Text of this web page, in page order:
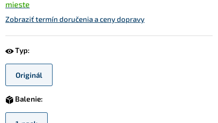
mieste
Zobraziť termín doručenia a ceny dopravy
Typ:
Originál
Balenie: